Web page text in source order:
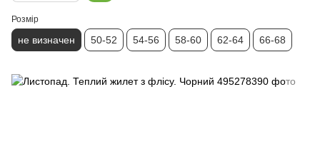
Розмір
не визначен 50-52 54-56 58-60 62-64 66-68